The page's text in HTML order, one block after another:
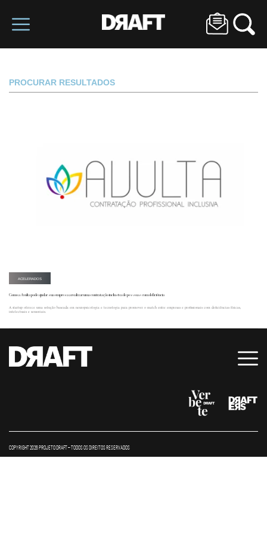
PROCURAR RESULTADOS
ACELERADOS
Como a Avulta pode ajudar sua empresa a realizar uma contratação inclusiva de pessoas com deficiência
A startup oferece uma solução baseada em neuropsicologia e tecnologia para promover o match entre empresas e profissionais com deficiências físicas,
intelectuais e sensoriais.
COPYRIGHT 2026 PROJETO DRAFT – TODOS OS DIREITOS RESERVADOS